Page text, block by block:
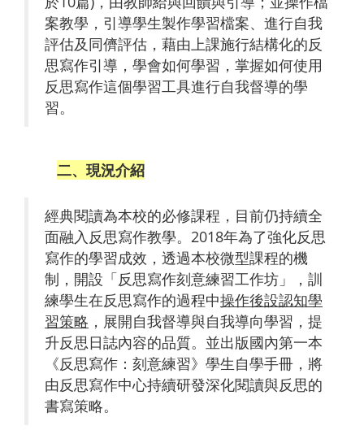
案教學，引導學生製作學習檔案、進行自我
評估及同儕評估，藉由上課施行結構化的反
思寫作引導，學會如何學習，掌握如何使用
反思寫作這個學習工具進行自我督導的學
習。
二、現況介紹
經典閱讀為本校的必修課程，目前仍持續全
面融入反思寫作教學。2018年為了強化反思
寫作的學習成效，透過本校微型課程的機
制，開設「反思寫作刻意練習工作坊」，訓
練學生在反思寫作的過程中操作後設認知學
習策略 ，展開自我督導與自我導向學習，提
升反思日誌內容的品質。並出版國內第一本
《反思寫作：刻意練習》學生自學手冊，將
由反思寫作中心持續研發深化閱讀與反思的
書寫策略。